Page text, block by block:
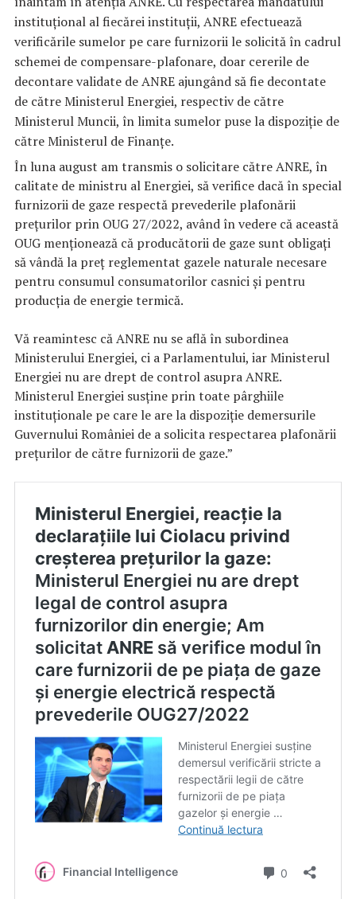
instituțional al fiecărei instituții, ANRE efectuează
verificările sumelor pe care furnizorii le solicită în cadrul
schemei de compensare-plafonare, doar cererile de
decontare validate de ANRE ajungând să fie decontate
de către Ministerul Energiei, respectiv de către
Ministerul Muncii, în limita sumelor puse la dispoziție de
către Ministerul de Finanțe.
În luna august am transmis o solicitare către ANRE, în
calitate de ministru al Energiei, să verifice dacă în special
furnizorii de gaze respectă prevederile plafonării
prețurilor prin OUG 27/2022, având în vedere că această
OUG menționează că producătorii de gaze sunt obligați
să vândă la preț reglementat gazele naturale necesare
pentru consumul consumatorilor casnici și pentru
producția de energie termică.
Vă reamintesc că ANRE nu se află în subordinea
Ministerului Energiei, ci a Parlamentului, iar Ministerul
Energiei nu are drept de control asupra ANRE.
Ministerul Energiei susține prin toate pârghiile
instituționale pe care le are la dispoziție demersurile
Guvernului României de a solicita respectarea plafonării
prețurilor de către furnizorii de gaze.”